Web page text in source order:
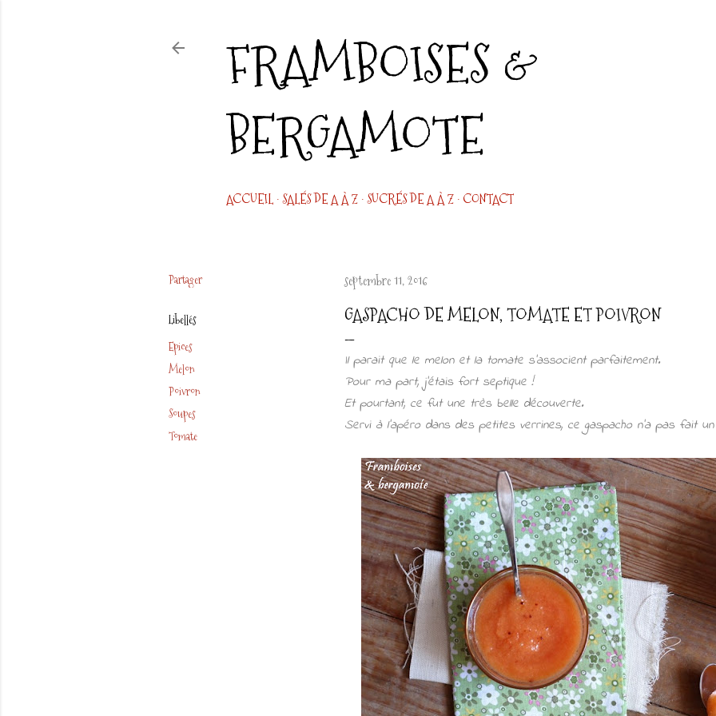
FRAMBOISES &
BERGAMOTE
ACCUEIL SALÉS DE A À Z SUCRÉS DE A À Z CONTACT
Partager
Libellés
Epices
Melon
Poivron
Soupes
Tomate
septembre 11, 2016
GASPACHO DE MELON, TOMATE ET POIVRON
Il parait que le melon et la tomate s’associent parfaitement.
Pour ma part, j'étais fort septique !
Et pourtant, ce fut une très belle découverte.
Servi à l'apéro dans des petites verrines, ce gaspacho n'a pas fait un